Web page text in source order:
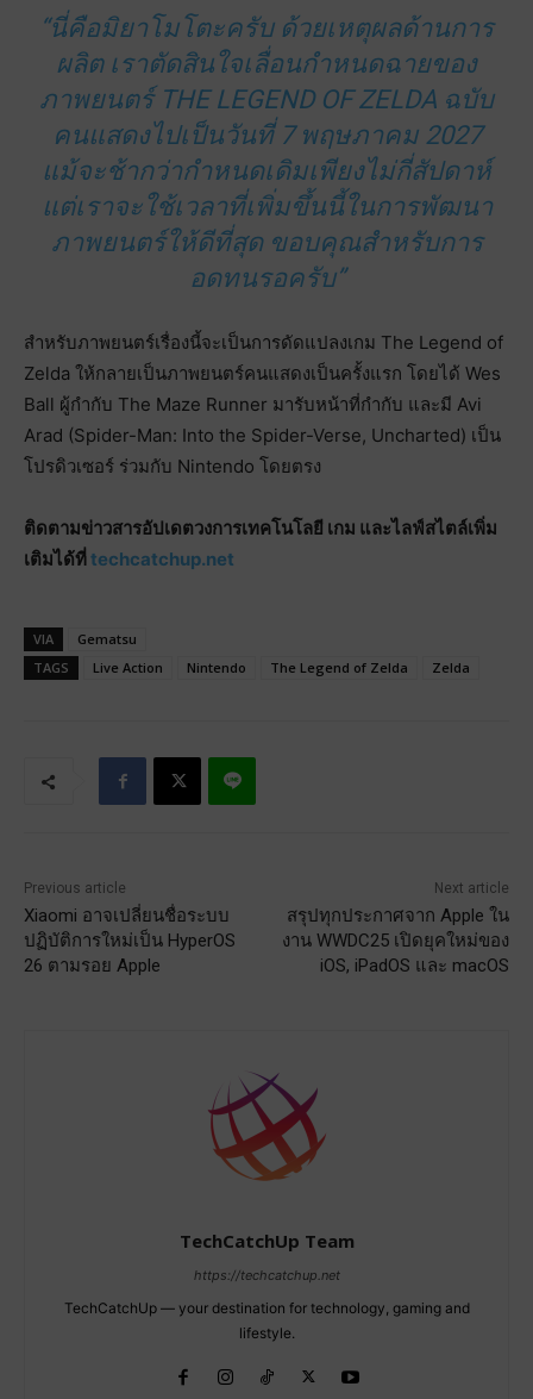
“นี่คือมิยาโมโตะครับ ด้วยเหตุผลด้านการ
ผลิต เราตัดสินใจเลื่อนกำหนดฉายของ
ภาพยนตร์ THE LEGEND OF ZELDA ฉบับ
คนแสดงไปเป็นวันที่ 7 พฤษภาคม 2027
แม้จะช้ากว่ากำหนดเดิมเพียงไม่กี่สัปดาห์
แต่เราจะใช้เวลาที่เพิ่มขึ้นนี้ในการพัฒนา
ภาพยนตร์ให้ดีที่สุด ขอบคุณสำหรับการ
อดทนรอครับ”
สำหรับภาพยนตร์เรื่องนี้จะเป็นการดัดแปลงเกม The Legend of
Zelda ให้กลายเป็นภาพยนตร์คนแสดงเป็นครั้งแรก โดยได้ Wes
Ball ผู้กำกับ The Maze Runner มารับหน้าที่กำกับ และมี Avi
Arad (Spider-Man: Into the Spider-Verse, Uncharted) เป็น
โปรดิวเซอร์ ร่วมกับ Nintendo โดยตรง
ติดตามข่าวสารอัปเดตวงการเทคโนโลยี เกม และไลฟ์สไตล์เพิ่ม
เติมได้ที่ techcatchup.net
VIA
Gematsu
TAGS
Live Action Nintendo The Legend of Zelda Zelda
Previous article
Xiaomi อาจเปลี่ยนชื่อระบบ
ปฏิบัติการใหม่เป็น HyperOS
26 ตามรอย Apple
Next article
สรุปทุกประกาศจาก Apple ใน
งาน WWDC25 เปิดยุคใหม่ของ
iOS, iPadOS และ macOS
TechCatchUp Team
https://techcatchup.net
TechCatchUp — your destination for technology, gaming and
lifestyle.